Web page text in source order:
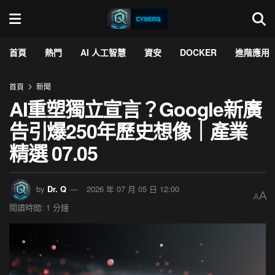
首頁 熱門 AI 人工智慧 資安 DOCKER 進階應用
首頁 新聞
AI重塑獨立宣言？Google新廣
告引爆250年歷史想像｜產業
精選 07.05
by Dr. Q
2026 年 07 月 05 日 12:00
閱讀時間: 1 分鐘
AA